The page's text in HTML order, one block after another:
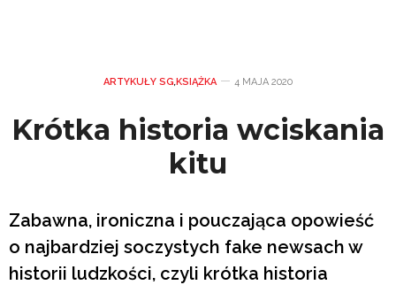
ARTYKUŁY SG,KSIĄŻKA 4 MAJA 2020
Krótka historia wciskania
kitu
Zabawna, ironiczna i pouczająca opowieść
o najbardziej soczystych fake newsach w
historii ludzkości, czyli krótka historia